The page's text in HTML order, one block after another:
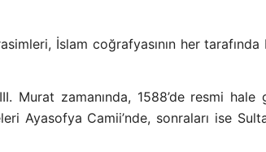
İslam coğrafyasının her
Murat zamanında, 1588’de resmi
Ayasofya Camii’nde, sonraları ise